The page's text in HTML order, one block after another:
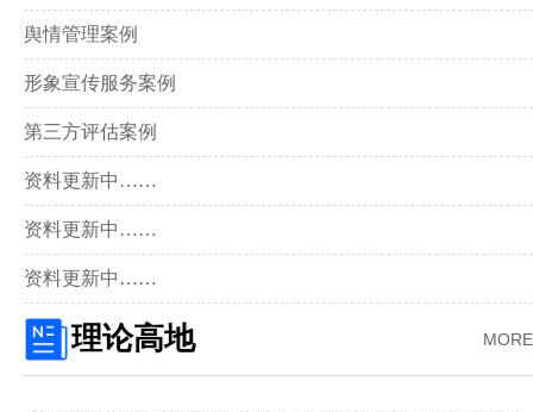
舆情管理案例
形象宣传服务案例
第三方评估案例
资料更新中……
资料更新中……
资料更新中……
MORE
理论高地